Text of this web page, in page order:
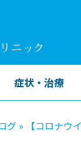
症状・治療
グ » 【コロナウ